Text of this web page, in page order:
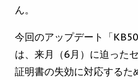
ん。
今回のアップデート「
は、来月（6月）に迫った
証明書の失効に対応するた